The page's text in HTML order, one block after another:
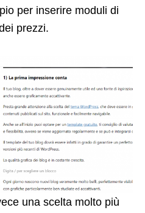
per inserire moduli di
prezzi.
una scelta molto più